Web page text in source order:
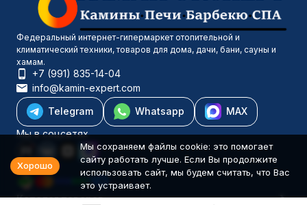
Федеральный интернет-гипермаркет отопительной и
климатический техники, товаров для дома, дачи, бани, сауны и
хамам.
+7 (991) 835-14-04
info@kamin-expert.com
Telegram
Whatsapp
MAX
Мы в соцсетях
Каталог товаров
Хорошо
Мы сохраняем файлы cookie: это помогает
сайту работать лучше. Если Вы продолжите
использовать сайт, мы будем считать, что Вас
это устраивает.